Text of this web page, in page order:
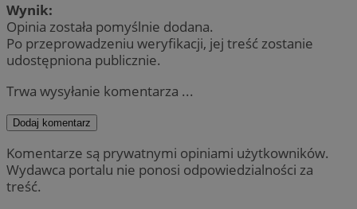
Wynik:
Opinia została pomyślnie dodana.
Po przeprowadzeniu weryfikacji, jej treść zostanie
udostępniona publicznie.
Trwa wysyłanie komentarza ...
Dodaj komentarz
Komentarze są prywatnymi opiniami użytkowników.
Wydawca portalu nie ponosi odpowiedzialności za
treść.